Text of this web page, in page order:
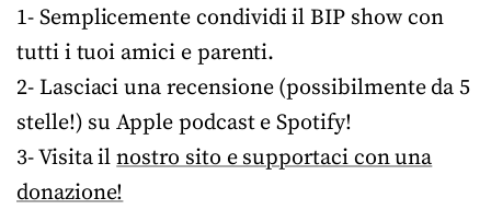
1- Semplicemente condividi il BIP show con
tutti i tuoi amici e parenti.
2- Lasciaci una recensione (possibilmente da 5
stelle!) su Apple podcast e Spotify!
3- Visita ilnostro sito e supportaci con una
donazione!